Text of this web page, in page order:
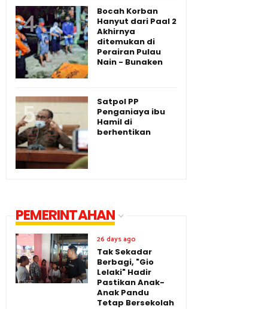
Bocah Korban
Hanyut dari Paal 2
Akhirnya
ditemukan di
Perairan Pulau
Nain - Bunaken
Satpol PP
Penganiaya ibu
Hamil di
berhentikan
PEMERINTAHAN
26 days ago
Tak Sekadar
Berbagi, "Gio
Lelaki" Hadir
Pastikan Anak-
Anak Pandu
Tetap Bersekolah